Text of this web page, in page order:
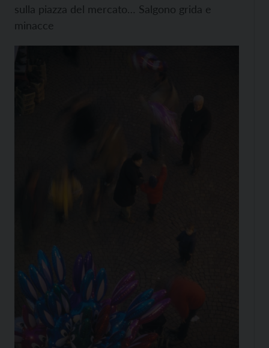
sulla piazza del mercato… Salgono grida e
minacce